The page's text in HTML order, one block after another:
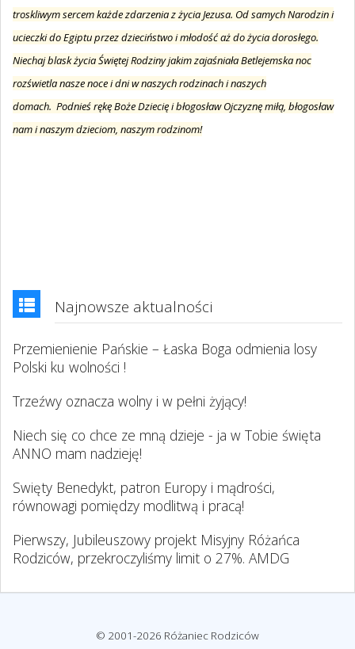
troskliwym sercem każde zdarzenia z życia Jezusa. Od samych Narodzin i
ucieczki do Egiptu przez dzieciństwo i młodość aż do życia dorosłego.
Niechaj blask życia Świętej Rodziny jakim zajaśniała Betlejemska noc
rozświetla nasze noce i dni w naszych rodzinach i naszych
domach. Podnieś rękę Boże Dziecię i błogosław Ojczyznę miłą, błogosław
nam i naszym dzieciom, naszym rodzinom!
Najnowsze aktualności
Przemienienie Pańskie – Łaska Boga odmienia losy
Polski ku wolności !
Trzeźwy oznacza wolny i w pełni żyjący!
Niech się co chce ze mną dzieje - ja w Tobie święta
ANNO mam nadzieję!
Swięty Benedykt, patron Europy i mądrości,
równowagi pomiędzy modlitwą i pracą!
Pierwszy, Jubileuszowy projekt Misyjny Różańca
Rodziców, przekroczyliśmy limit o 27%. AMDG
© 2001-2026 Różaniec Rodziców